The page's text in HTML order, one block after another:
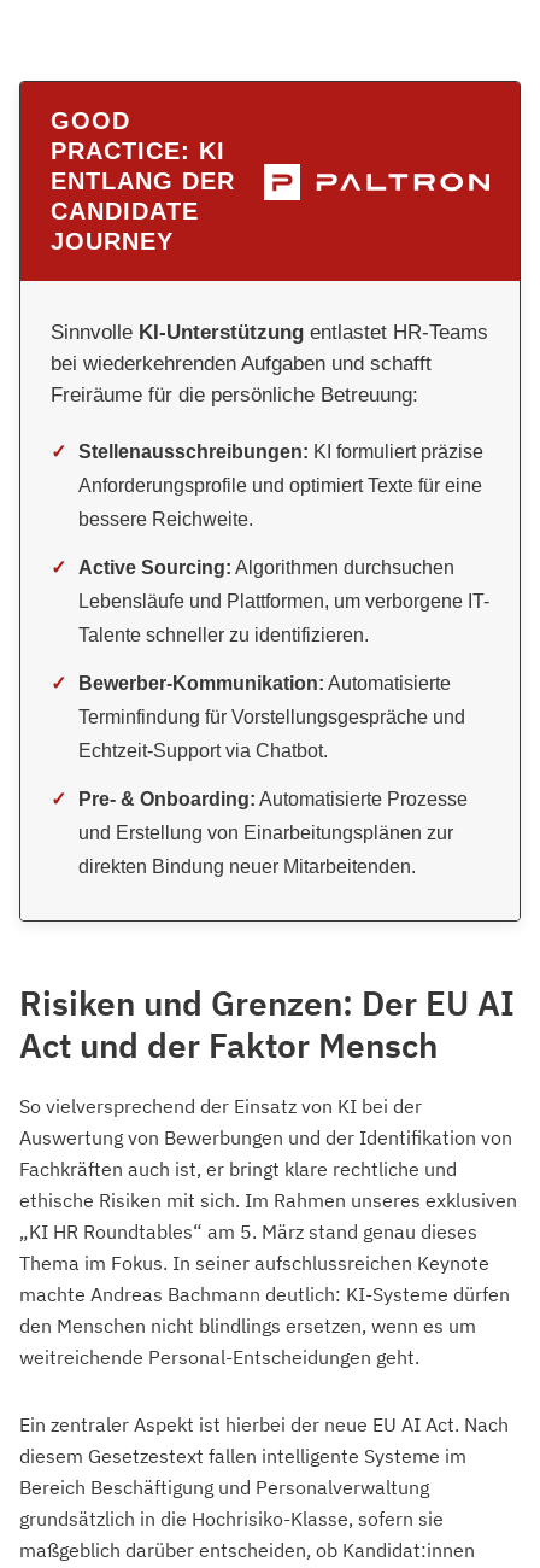
GOOD
PRACTICE: KI
ENTLANG DER
CANDIDATE
JOURNEY
Sinnvolle KI-Unterstützung entlastet HR-Teams
bei wiederkehrenden Aufgaben und schafft
Freiräume für die persönliche Betreuung:
✓ Stellenausschreibungen: KI formuliert präzise
Anforderungsprofile und optimiert Texte für eine
bessere Reichweite.
✓ Active Sourcing: Algorithmen durchsuchen
Lebensläufe und Plattformen, um verborgene IT-
Talente schneller zu identifizieren.
✓ Bewerber-Kommunikation: Automatisierte
Terminfindung für Vorstellungsgespräche und
Echtzeit-Support via Chatbot.
✓ Pre- & Onboarding: Automatisierte Prozesse
und Erstellung von Einarbeitungsplänen zur
direkten Bindung neuer Mitarbeitenden.
Risiken und Grenzen: Der EU AI
Act und der Faktor Mensch
So vielversprechend der Einsatz von KI bei der
Auswertung von Bewerbungen und der Identifikation von
Fachkräften auch ist, er bringt klare rechtliche und
ethische Risiken mit sich. Im Rahmen unseres exklusiven
„KI HR Roundtables“ am 5. März stand genau dieses
Thema im Fokus. In seiner aufschlussreichen Keynote
machte Andreas Bachmann deutlich: KI-Systeme dürfen
den Menschen nicht blindlings ersetzen, wenn es um
weitreichende Personal-Entscheidungen geht.
Ein zentraler Aspekt ist hierbei der neue EU AI Act. Nach
diesem Gesetzestext fallen intelligente Systeme im
Bereich Beschäftigung und Personalverwaltung
grundsätzlich in die Hochrisiko-Klasse, sofern sie
maßgeblich darüber entscheiden, ob Kandidat:innen